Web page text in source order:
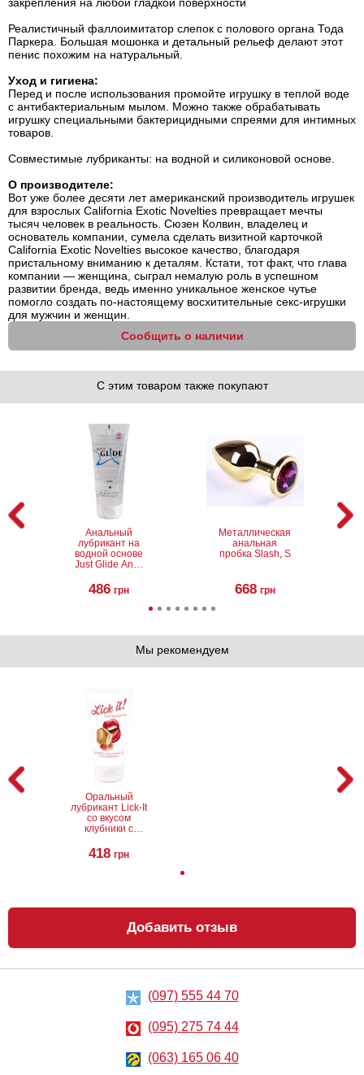
Реалистичный фаллоимитатор слепок с полового органа Тода
Паркера. Большая мошонка и детальный рельеф делают этот
пенис похожим на натуральный.
Уход и гигиена:
Перед и после использования промойте игрушку в теплой воде
с антибактериальным мылом. Можно также обрабатывать
игрушку специальными бактерицидными спреями для интимных
товаров.
Совместимые лубриканты: на водной и силиконовой основе.
О производителе:
Вот уже более десяти лет американский производитель игрушек
для взрослых California Exotic Novelties превращает мечты
тысяч человек в реальность. Сюзен Колвин, владелец и
основатель компании, сумела сделать визитной карточкой
California Exotic Novelties высокое качество, благодаря
пристальному вниманию к деталям. Кстати, тот факт, что глава
компании — женщина, сыграл немалую роль в успешном
развитии бренда, ведь именно уникальное женское чутье
помогло создать по-настоящему восхитительные секс-игрушки
для мужчин и женщин.
Сообщить о наличии
С этим товаром также покупают
Анальный
лубрикант на
водной основе
Just Glide Anal,
486 грн
Металлическая
анальная
пробка Slash, S
668 грн
Анальный
лубрикант
Lubrix Anal gel,
314 грн
Анальный
лубрикант на
Just Glide Anal,
грн
Вибратор Baile
Waves Of
Vibe
390
Мы рекомендуем
Оральный
лубрикант Lick-It
со вкусом
клубники с
мл
418 грн
Добавить отзыв
(097) 555 44 70
(095) 275 74 44
(063) 165 06 40